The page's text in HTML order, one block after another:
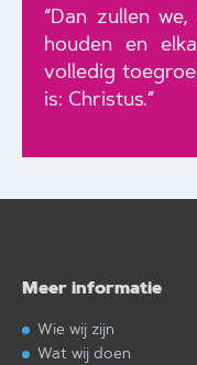
“Dan zullen
houden en
volledig
is: Christus.”
Meer informatie
Wie wij zijn
Wat wij doen